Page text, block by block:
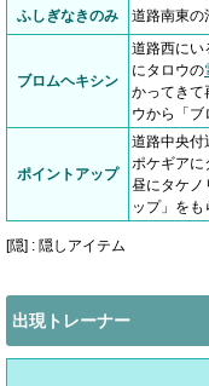
ふしぎなきのみ 道路南東の
ブロムヘキシン
道路西にい
にタロウの
かってきて
ウから「ブ
ポイントアップ
道路中央付
ポケギアに
昼にタケノ
ップ」を
[隠] : 隠しアイテム
出現トレーナー